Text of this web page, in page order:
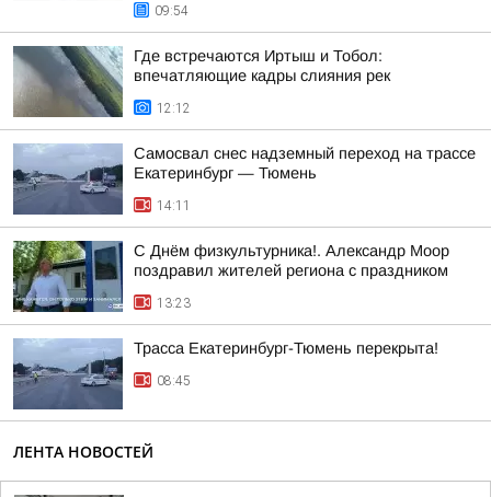
09:54
Где встречаются Иртыш и Тобол:
впечатляющие кадры слияния рек
12:12
Самосвал снес надземный переход на трассе
Екатеринбург — Тюмень
14:11
С Днём физкультурника!. Александр Моор
поздравил жителей региона с праздником
13:23
Трасса Екатеринбург-Тюмень перекрыта!
08:45
ЛЕНТА НОВОСТЕЙ